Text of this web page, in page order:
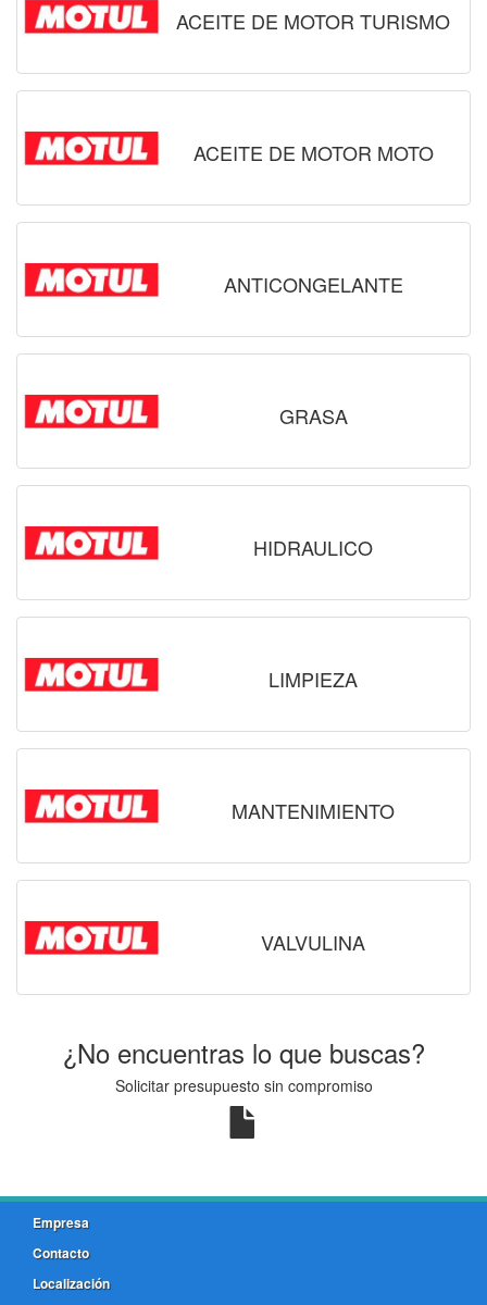
ACEITE DE MOTOR TURISMO
ACEITE DE MOTOR MOTO
ANTICONGELANTE
GRASA
HIDRAULICO
LIMPIEZA
MANTENIMIENTO
VALVULINA
¿No encuentras lo que buscas?
Solicitar presupuesto sin compromiso
Empresa
Contacto
Localización